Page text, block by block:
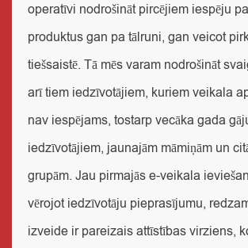
operatīvi nodrošināt pircējiem iespēju
produktus gan pa tālruni, gan veicot
tiešsaistē. Tā mēs varam nodrošināt
arī tiem iedzīvotājiem, kuriem veikala
nav iespējams, tostarp vecāka gada
iedzīvotājiem, jaunajām māmiņām un
grupām. Jau pirmajās e-veikala
vērojot iedzīvotāju pieprasījumu,
izveide ir pareizais attīstības virziens,